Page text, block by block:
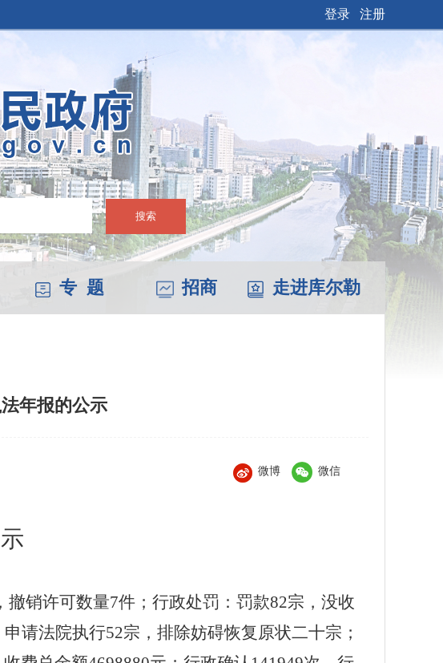
登录 注册
搜索
专 题 招商 走进库尔勒
年报的公示
微博 微信
撤销许可数量7件；行政处罚：罚款82宗，没收
请法院执行52宗，排除妨碍恢复原状二十宗；